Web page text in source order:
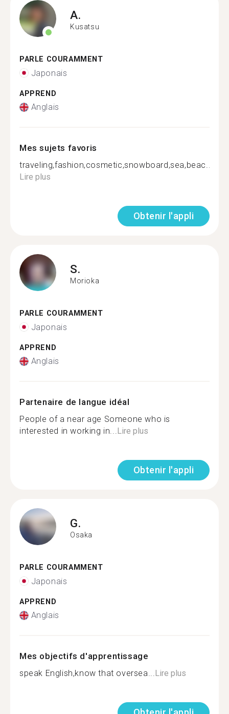
A.
Kusatsu
PARLE COURAMMENT
Japonais
APPREND
Anglais
Mes sujets favoris
traveling,fashion,cosmetic,snowboard,sea,beac...
Lire plus
Obtenir l'appli
S.
Morioka
PARLE COURAMMENT
Japonais
APPREND
Anglais
Partenaire de langue idéal
People of a near age Someone who is
interested in working in...Lire plus
Obtenir l'appli
G.
Osaka
PARLE COURAMMENT
Japonais
APPREND
Anglais
Mes objectifs d'apprentissage
speak English,know that oversea...Lire plus